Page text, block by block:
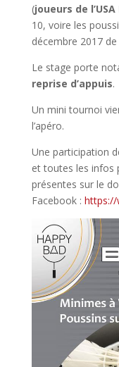
(joueurs de
10, voire les
décembre 2017
Le stage porte
reprise d’appuis.
Un mini tournoi
l’apéro.
Une participation
et toutes les infos
présentes sur le
Facebook : https://